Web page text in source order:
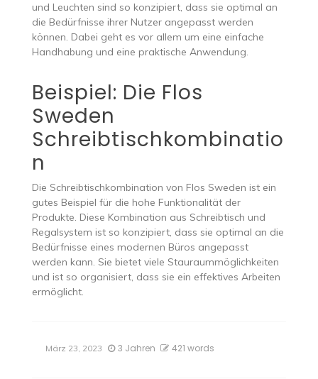
und Leuchten sind so konzipiert, dass sie optimal an
die Bedürfnisse ihrer Nutzer angepasst werden
können. Dabei geht es vor allem um eine einfache
Handhabung und eine praktische Anwendung.
Beispiel: Die Flos
Sweden
Schreibtischkombinatio
n
Die Schreibtischkombination von Flos Sweden ist ein
gutes Beispiel für die hohe Funktionalität der
Produkte. Diese Kombination aus Schreibtisch und
Regalsystem ist so konzipiert, dass sie optimal an die
Bedürfnisse eines modernen Büros angepasst
werden kann. Sie bietet viele Stauraummöglichkeiten
und ist so organisiert, dass sie ein effektives Arbeiten
ermöglicht.
März 23, 2023 3 Jahren 421 words